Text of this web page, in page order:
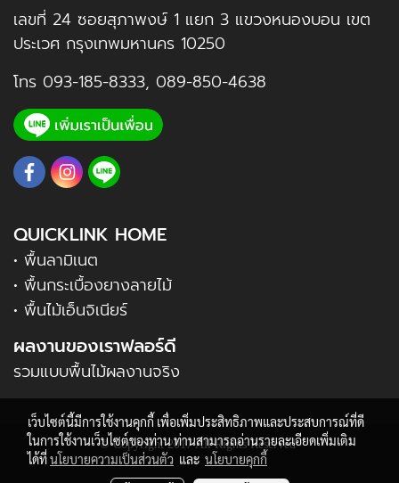
เลขที่ 24 ซอยสุภาพงษ์ 1 แยก 3 แขวงหนองบอน เขต
ประเวศ กรุงเทพมหานคร 10250
โทร 093-185-8333, 089-850-4638
QUICKLINK HOME
• พื้นลามิเนต
• พื้นกระเบื้องยางลายไม้
• พื้นไม้เอ็นจิเนียร์
ผลงานของเราฟลอร์ดี
รวมแบบพื้นไม้ผลงานจริง
© Copyright 2017 All Rights Reserved
ราคา กระเบื้อง ยาง กระเบื้องยาง ราคา กระเบื้อง ยาง กระเบื้องยาง ราคา กระเบื้อง ยาง กระเบื้องยาง ราคา กระเบื้อง
เว็บไซต์นี้มีการใช้งานคุกกี้ เพื่อเพิ่มประสิทธิภาพและประสบการณ์ที่ดี
ในการใช้งานเว็บไซต์ของท่าน ท่านสามารถอ่านรายละเอียดเพิ่มเติม
ได้ที่นโยบายความเป็นส่วนตัว และ นโยบายคุกกี้